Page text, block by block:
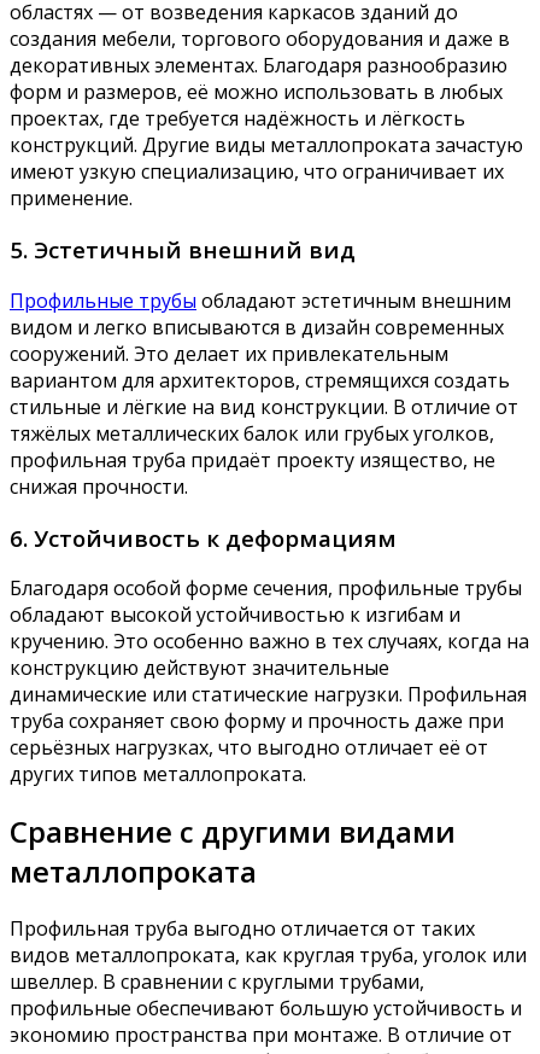
областях — от возведения каркасов зданий до
создания мебели, торгового оборудования и даже в
декоративных элементах. Благодаря разнообразию
форм и размеров, её можно использовать в любых
проектах, где требуется надёжность и лёгкость
конструкций. Другие виды металлопроката зачастую
имеют узкую специализацию, что ограничивает их
применение.
5. Эстетичный внешний вид
Профильные трубы обладают эстетичным внешним
видом и легко вписываются в дизайн современных
сооружений. Это делает их привлекательным
вариантом для архитекторов, стремящихся создать
стильные и лёгкие на вид конструкции. В отличие от
тяжёлых металлических балок или грубых уголков,
профильная труба придаёт проекту изящество, не
снижая прочности.
6. Устойчивость к деформациям
Благодаря особой форме сечения, профильные трубы
обладают высокой устойчивостью к изгибам и
кручению. Это особенно важно в тех случаях, когда на
конструкцию действуют значительные
динамические или статические нагрузки. Профильная
труба сохраняет свою форму и прочность даже при
серьёзных нагрузках, что выгодно отличает её от
других типов металлопроката.
Сравнение с другими видами
металлопроката
Профильная труба выгодно отличается от таких
видов металлопроката, как круглая труба, уголок или
швеллер. В сравнении с круглыми трубами,
профильные обеспечивают большую устойчивость и
экономию пространства при монтаже. В отличие от